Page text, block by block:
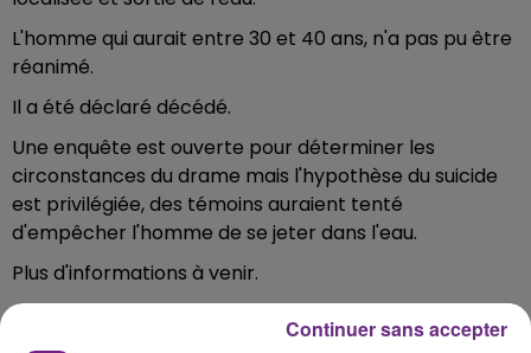
L'homme qui aurait entre 30 et 40 ans, n'a pas pu être
réanimé.
Il a été déclaré décédé.
Une enquête est ouverte pour déterminer les
circonstances du drame mais l'hypothèse du suicide
est privilégiée, des témoins auraient tenté
d'empêcher l'homme de se jeter dans l'eau.
Plus d'informations à venir.
Continuer sans accepter